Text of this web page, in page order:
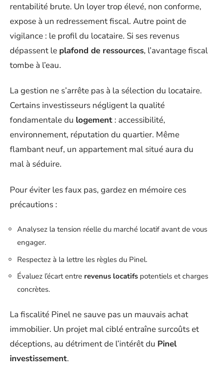
rentabilité brute. Un loyer trop élevé, non conforme,
expose à un redressement fiscal. Autre point de
vigilance : le profil du locataire. Si ses revenus
dépassent le plafond de ressources, l’avantage fiscal
tombe à l’eau.
La gestion ne s’arrête pas à la sélection du locataire.
Certains investisseurs négligent la qualité
fondamentale du logement : accessibilité,
environnement, réputation du quartier. Même
flambant neuf, un appartement mal situé aura du
mal à séduire.
Pour éviter les faux pas, gardez en mémoire ces
précautions :
Analysez la tension réelle du marché locatif avant de vous
engager.
Respectez à la lettre les règles du Pinel.
Évaluez l’écart entre revenus locatifs potentiels et charges
concrètes.
La fiscalité Pinel ne sauve pas un mauvais achat
immobilier. Un projet mal ciblé entraîne surcoûts et
déceptions, au détriment de l’intérêt du Pinel
investissement.